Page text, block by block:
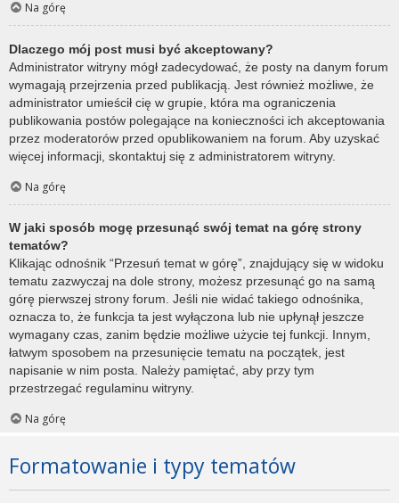
Na górę
Dlaczego mój post musi być akceptowany?
Administrator witryny mógł zadecydować, że posty na danym forum
wymagają przejrzenia przed publikacją. Jest również możliwe, że
administrator umieścił cię w grupie, która ma ograniczenia
publikowania postów polegające na konieczności ich akceptowania
przez moderatorów przed opublikowaniem na forum. Aby uzyskać
więcej informacji, skontaktuj się z administratorem witryny.
Na górę
W jaki sposób mogę przesunąć swój temat na górę strony
tematów?
Klikając odnośnik “Przesuń temat w górę”, znajdujący się w widoku
tematu zazwyczaj na dole strony, możesz przesunąć go na samą
górę pierwszej strony forum. Jeśli nie widać takiego odnośnika,
oznacza to, że funkcja ta jest wyłączona lub nie upłynął jeszcze
wymagany czas, zanim będzie możliwe użycie tej funkcji. Innym,
łatwym sposobem na przesunięcie tematu na początek, jest
napisanie w nim posta. Należy pamiętać, aby przy tym
przestrzegać regulaminu witryny.
Na górę
Formatowanie i typy tematów